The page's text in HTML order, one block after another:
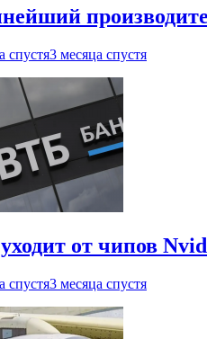
спустя3 месяца спустя
от чипов
спустя3 месяца спустя